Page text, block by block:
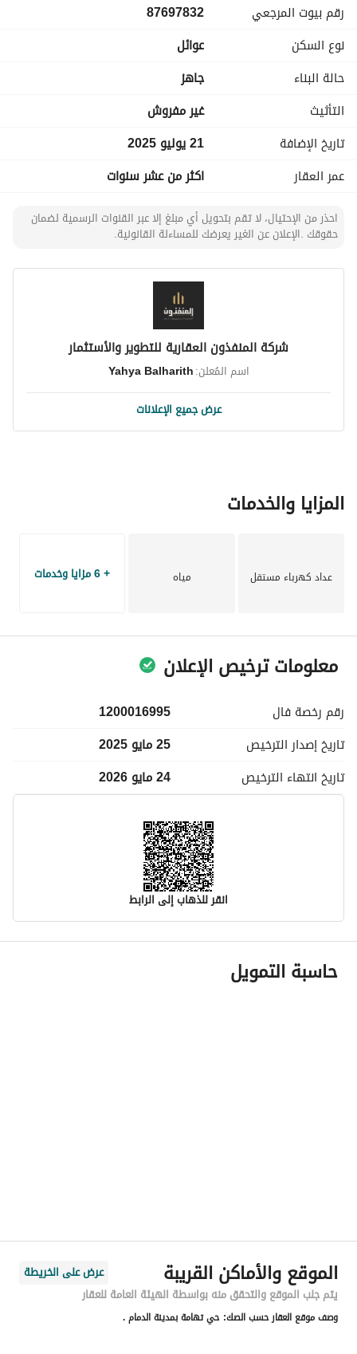
عطلة نهاية الأسبوع.
رقم بيوت المرجعي
87697832
نوع السكن
عوائل
حالة البناء
جاهز
التأثيث
غير مفروش
تاريخ الإضافة
21 يوليو 2025
عمر العقار
اكثر من عشر سنوات
احذر من الإحتيال، لا تقم بتحويل أي مبلغ إلا عبر القنوات الرسمية لضمان
حقوقك .الإعلان عن الغير يعرضك للمساءلة القانونية.
شركة المنفذون العقارية للتطوير والأستثمار
اسم المُعلن:Yahya Balharith
عرض جميع الإعلانات
المزايا والخدمات
عداد كهرباء مستقل مياه + 6 مزايا وخدمات
معلومات ترخيص الإعلان
رقم رخصة فال
1200016995
تاريخ إصدار الترخيص
25 مايو 2025
تاريخ انتهاء الترخيص 24 مايو 2026
انقر للذهاب إلى الرابط
معلومات مسؤول الإعلان
اسم المسؤول
رقم المبنى
8220
الرقم الاضافي
4899
حاسبة التمويل
الموقع والأماكن القريبة
عرض على الخريطة
يتم جلب الموقع والتحقق منه بواسطة الهيئة العامة للعقار
وصف موقع العقار حسب الصك: حي تهامة بمدينة الدمام .